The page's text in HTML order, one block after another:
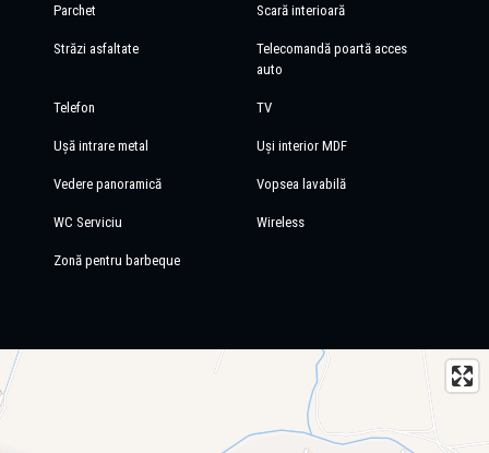
Parchet Scară interioară
Străzi asfaltate
Telecomandă poartă acces
auto
Telefon TV
Ușă intrare metal Uși interior MDF
Vedere panoramică Vopsea lavabilă
WC Serviciu Wireless
Zonă pentru barbeque